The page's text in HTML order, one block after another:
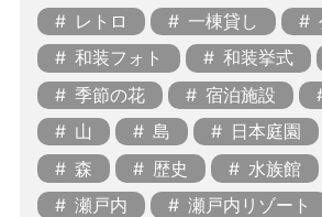
レトロ
一棟貸し
和装フォト
和装挙式
季節の花
宿泊施設
山
島 日本庭園
森
歴史 水族館
瀬戸内
瀬戸内リゾート